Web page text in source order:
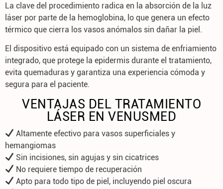
La clave del procedimiento radica en la absorción de la luz
láser por parte de la hemoglobina, lo que genera un efecto
térmico que cierra los vasos anómalos sin dañar la piel .
El dispositivo está equipado con un sistema de enfriamiento
integrado, que protege la epidermis durante el tratamiento,
evita quemaduras y garantiza una experiencia cómoda y
segura para el paciente.
VENTAJAS DEL TRATAMIENTO
LÁSER EN VENUSMED
Altamente efectivo para vasos superficiales y
hemangiomas
Sin incisiones, sin agujas y sin cicatrices
No requiere tiempo de recuperación
Apto paratodo tipo de piel , incluyendo piel oscura